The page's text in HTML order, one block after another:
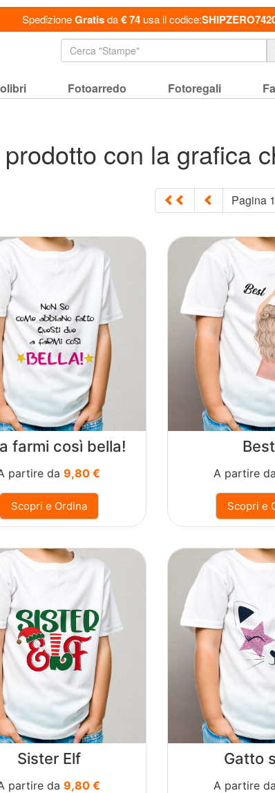
SpedizioneGratisda€ 74usa il codice:
Fotoarredo Fotoregali
con la grafica
Pagina 1
farmi così bella!
partire da9,80 €
Scopri e Ordina
A partire
Scopri e
Sister Elf
partire da9,80 €
Gatto
A partire